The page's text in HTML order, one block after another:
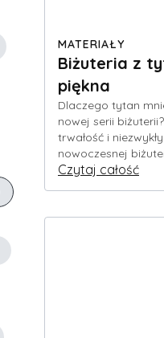
MATERIAŁY
Biżuteria z
piękna
Dlaczego tytan
nowej serii
trwałość i
nowoczesnej
Czytaj całość